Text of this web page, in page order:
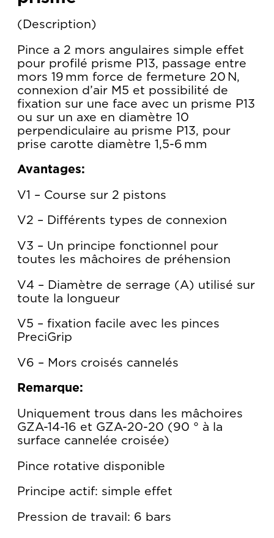
Description
Pince a 2 mors angulaires simple effet
pour profilé prisme P13, passage entre
mors 19 mm force de fermeture 20 N,
connexion d’air M5 et possibilité de
fixation sur une face avec un prisme P13
ou sur un axe en diamètre 10
perpendiculaire au prisme P13, pour
prise carotte diamètre 1,5-6 mm
Avantages:
V1 – Course sur 2 pistons
V2 – Différents types de connexion
V3 – Un principe fonctionnel pour
toutes les mâchoires de préhension
V4 – Diamètre de serrage (A) utilisé sur
toute la longueur
V5 – fixation facile avec les pinces
PreciGrip
V6 – Mors croisés cannelés
Remarque:
Uniquement trous dans les mâchoires
GZA-14-16 et GZA-20-20 (90 ° à la
surface cannelée croisée)
Pince rotative disponible
Principe actif: simple effet
Pression de travail: 6 bars